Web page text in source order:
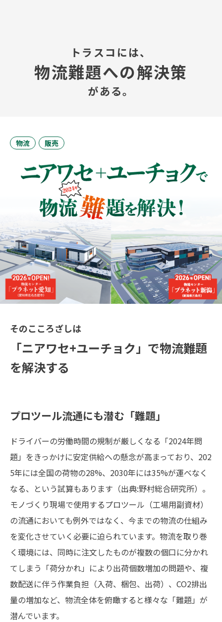
会社案内
IR情報
やさしさ、未来へ
お問い合わせ
モノづくりを止めない トラスコには、
･･･がある
採用情報
サイトマップ
個人情報の取扱い
著作権について
トラスコには、
物流難題への解決策
がある。
物流 販売
そのこころざしは
「ニアワセ+ユーチョク」で物流難題
を解決する
プロツール流通にも潜む「難題」
ドライバーの労働時間の規制が厳しくなる「2024年問
題」をきっかけに安定供給への懸念が高まっており、202
5年には全国の荷物の28%、2030年には35%が運べなく
なる、という試算もあります（出典:野村総合研究所）。
モノづくり現場で使用するプロツール（工場用副資材）
の流通においても例外ではなく、今までの物流の仕組み
を変化させていく必要に迫られています。物流を取り巻
く環境には、同時に注文したものが複数の個口に分かれ
てしまう「荷分かれ」により出荷個数増加の問題や、複
数配送に伴う作業負担（入荷、梱包、出荷）、CO2排出
量の増加など、物流全体を俯瞰すると様々な「難題」が
潜んでいます。